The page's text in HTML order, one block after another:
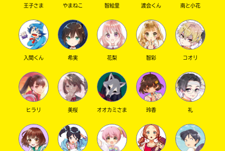
SNSでシェアする
王子さま やまねこ 智絵里 渡会くん 南と小花
入間くん 希実 花梨 智彩 コオリ
ヒラリ 美桜 オオカミさま 玲香 礼